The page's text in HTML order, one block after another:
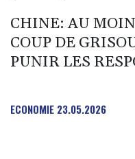
CHINE: AU
COUP DE
PUNIR LES
ECONOMIE 23.05.2026